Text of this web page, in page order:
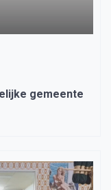
gemeente